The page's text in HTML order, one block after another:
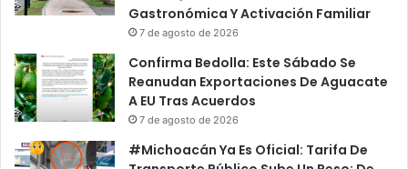
Gastronómica Y Activación Familiar
7 de agosto de 2026
Confirma Bedolla: Este Sábado Se
Reanudan Exportaciones De Aguacate
A EU Tras Acuerdos
7 de agosto de 2026
#Michoacán Ya Es Oficial: Tarifa De